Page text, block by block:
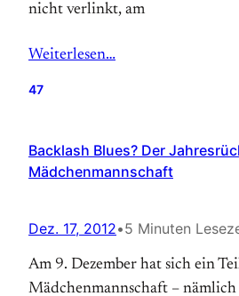
nicht ver­linkt, am
Weiterlesen…
47
Backlash Blues? Der
Mädchenmannschaft
Dez. 17, 2012•5 Minuten
Am 9. Dezember hat sich ein
Mädchenmannschaft –